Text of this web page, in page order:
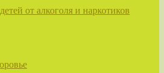
от алкоголя и наркотиков